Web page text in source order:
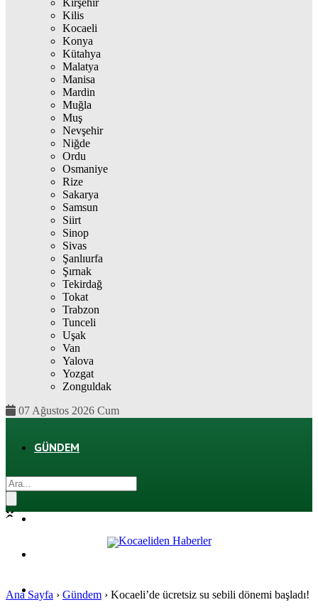
Kırşehir
Kilis
Kocaeli
Konya
Kütahya
Malatya
Manisa
Mardin
Muğla
Muş
Nevşehir
Niğde
Ordu
Osmaniye
Rize
Sakarya
Samsun
Siirt
Sinop
Sivas
Şanlıurfa
Şırnak
Tekirdağ
Tokat
Trabzon
Tunceli
Uşak
Van
Yalova
Yozgat
Zonguldak
07 Ağustos 2026 Cum
GÜNDEM
SPOR
Ana Sayfa › Gündem › Kocaeli’de ücretsiz su sebili dönemi başladı!